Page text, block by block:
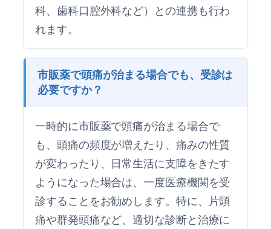
科、歯科口腔外科など）との連携も行わ
れます。
市販薬で頭痛が治まる場合でも、受診は
必要ですか？
一時的に市販薬で頭痛が治まる場合で
も、頭痛の頻度が増えたり、痛みの性質
が変わったり、日常生活に支障をきたす
ようになった場合は、一度医療機関を受
診することをお勧めします。特に、片頭
痛や群発頭痛など、適切な診断と治療に